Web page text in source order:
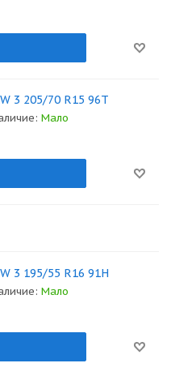
3 205/70 R15 96T
Мало
3 195/55 R16 91H
Мало